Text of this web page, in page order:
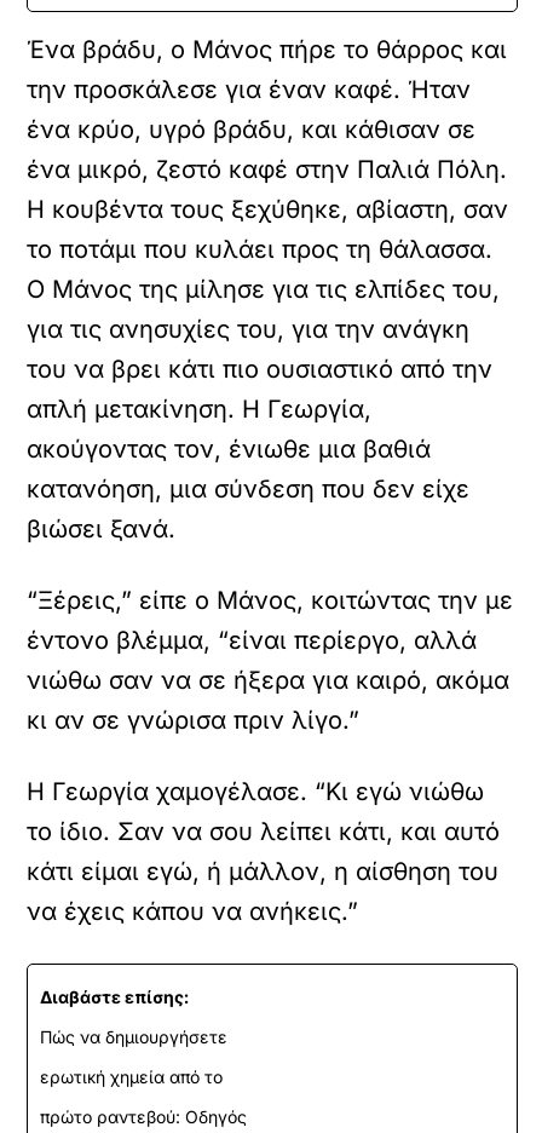
Ένα βράδυ, ο Μάνος πήρε το θάρρος και
την προσκάλεσε για έναν καφέ. Ήταν
ένα κρύο, υγρό βράδυ, και κάθισαν σε
ένα μικρό, ζεστό καφέ στην Παλιά Πόλη.
Η κουβέντα τους ξεχύθηκε, αβίαστη, σαν
το ποτάμι που κυλάει προς τη θάλασσα.
Ο Μάνος της μίλησε για τις ελπίδες του,
για τις ανησυχίες του, για την ανάγκη
του να βρει κάτι πιο ουσιαστικό από την
απλή μετακίνηση. Η Γεωργία,
ακούγοντας τον, ένιωθε μια βαθιά
κατανόηση, μια σύνδεση που δεν είχε
βιώσει ξανά.
“Ξέρεις,” είπε ο Μάνος, κοιτώντας την με
έντονο βλέμμα, “είναι περίεργο, αλλά
νιώθω σαν να σε ήξερα για καιρό, ακόμα
κι αν σε γνώρισα πριν λίγο.”
Η Γεωργία χαμογέλασε. “Κι εγώ νιώθω
το ίδιο. Σαν να σου λείπει κάτι, και αυτό
κάτι είμαι εγώ, ή μάλλον, η αίσθηση του
να έχεις κάπου να ανήκεις.”
Διαβάστε επίσης:
Πώς να δημιουργήσετε
ερωτική χημεία από το
πρώτο ραντεβού: Οδηγός